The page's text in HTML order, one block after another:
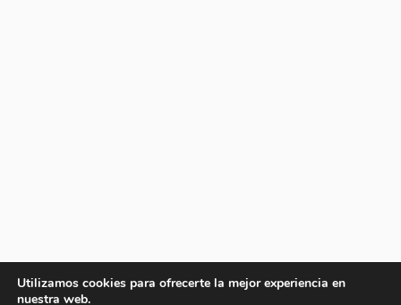
Utilizamos cookies para ofrecerte la mejor experiencia en
nuestra web.